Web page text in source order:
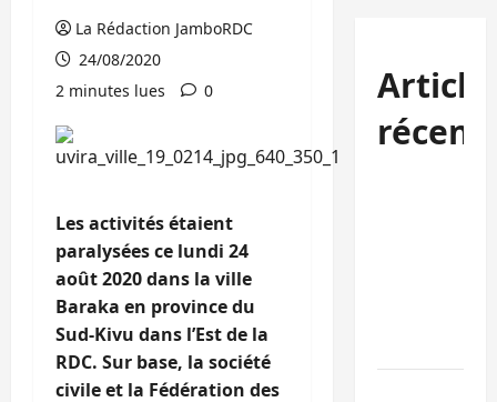
La Rédaction JamboRDC
24/08/2020
2 minutes lues
0
Les activités étaient
paralysées ce lundi 24
août 2020 dans la ville
Baraka en province du
Sud-Kivu dans l’Est de la
RDC. Sur base, la société
civile et la Fédération des